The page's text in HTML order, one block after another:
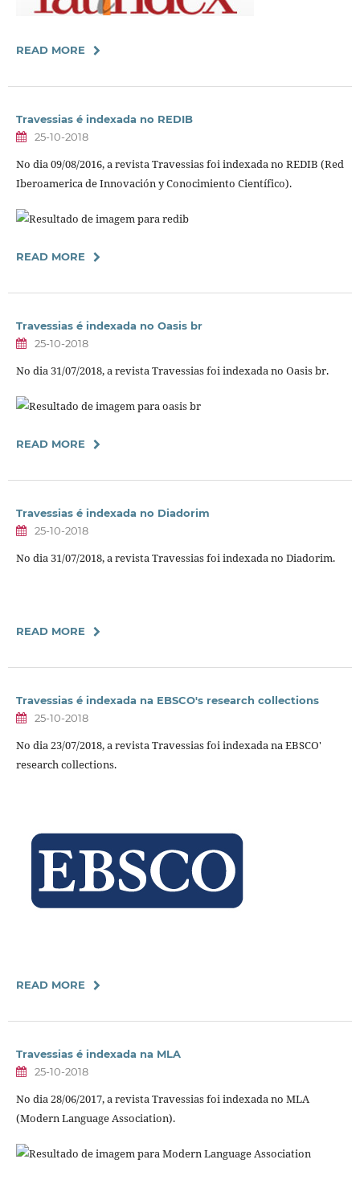
READ MORE
Travessias é indexada no REDIB
25-10-2018
No dia 09/08/2016, a revista Travessias foi indexada no REDIB (Red
Iberoamerica de Innovación y Conocimiento Científico).
READ MORE
Travessias é indexada no Oasis br
25-10-2018
No dia 31/07/2018, a revista Travessias foi indexada no Oasis br.
READ MORE
Travessias é indexada no Diadorim
25-10-2018
No dia 31/07/2018, a revista Travessias foi indexada no Diadorim.
READ MORE
Travessias é indexada na EBSCO's research collections
25-10-2018
No dia 23/07/2018, a revista Travessias foi indexada na EBSCO'
research collections.
READ MORE
Travessias é indexada na MLA
25-10-2018
No dia 28/06/2017, a revista Travessias foi indexada no MLA
(Modern Language Association).